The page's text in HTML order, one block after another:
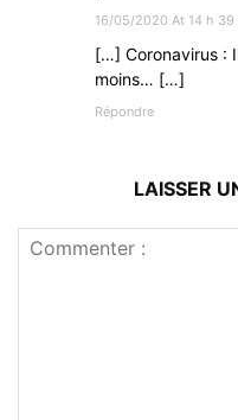
16/05/2020 At 14 h 39
[…] Coronavirus :
moins… […]
Répondre
LAISSER